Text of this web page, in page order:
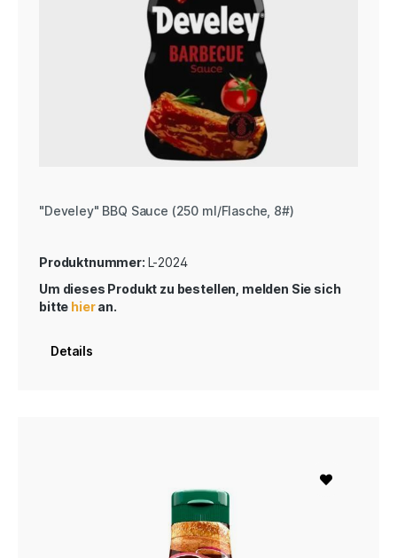
"Develey" BBQ Sauce (250 ml/Flasche, 8#)
Produktnummer: L-2024
Um dieses Produkt zu bestellen, melden Sie sich
bitte hieran.
Details